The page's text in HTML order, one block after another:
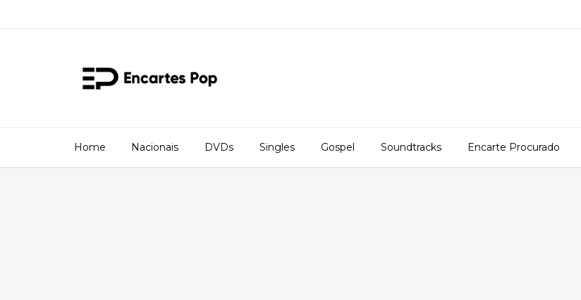
Home Nacionais DVDs Singles Gospel Soundtracks Encarte Procurado